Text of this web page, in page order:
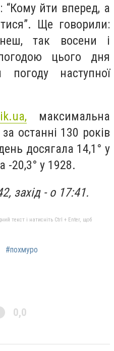
“Кому йти вперед, а
Ще говорили:
так восени і
цього дня
погоду наступної
максимальна
останні 130 років
досягала 14,1° у
-20,3° у 1928.
захід - о 17:41.
текст і натисніть Ctrl + Enter, щоб
#похмуро
0,0